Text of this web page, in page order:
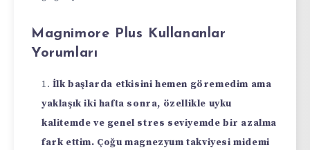
Magnimore Plus Kullananlar
Yorumları
İlk başlarda etkisini hemen göremedim ama
yaklaşık iki hafta sonra, özellikle uyku
kalitemde ve genel stres seviyemde bir azalma
fark ettim. Çoğu magnezyum takviyesi midemi